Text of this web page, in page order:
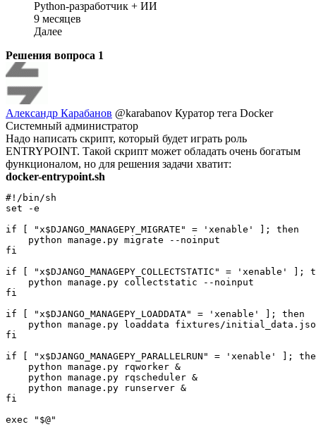
Python-разработчик + ИИ
9 месяцев
Далее
Решения вопроса 1
Александр Карабанов @karabanov Куратор тега Docker
Системный администратор
Надо написать скрипт, который будет играть роль
ENTRYPOINT. Такой скрипт может обладать очень богатым
функционалом, но для решения задачи хватит:
docker-entrypoint.sh
#!/bin/sh
set -e
if [ "x$DJANGO_MANAGEPY_MIGRATE" = 'xenable' ]; then
    python manage.py migrate --noinput
fi
if [ "x$DJANGO_MANAGEPY_COLLECTSTATIC" = 'xenable' ];
    python manage.py collectstatic --noinput
fi
if [ "x$DJANGO_MANAGEPY_LOADDATA" = 'xenable' ]; then
python manage.py loaddata fixtures/
fi
if [ "x$DJANGO_MANAGEPY_PARALLELRUN" = 'xenable' ];
    python manage.py rqworker &
    python manage.py rqscheduler &
    python manage.py runserver &
fi
exec "$@"